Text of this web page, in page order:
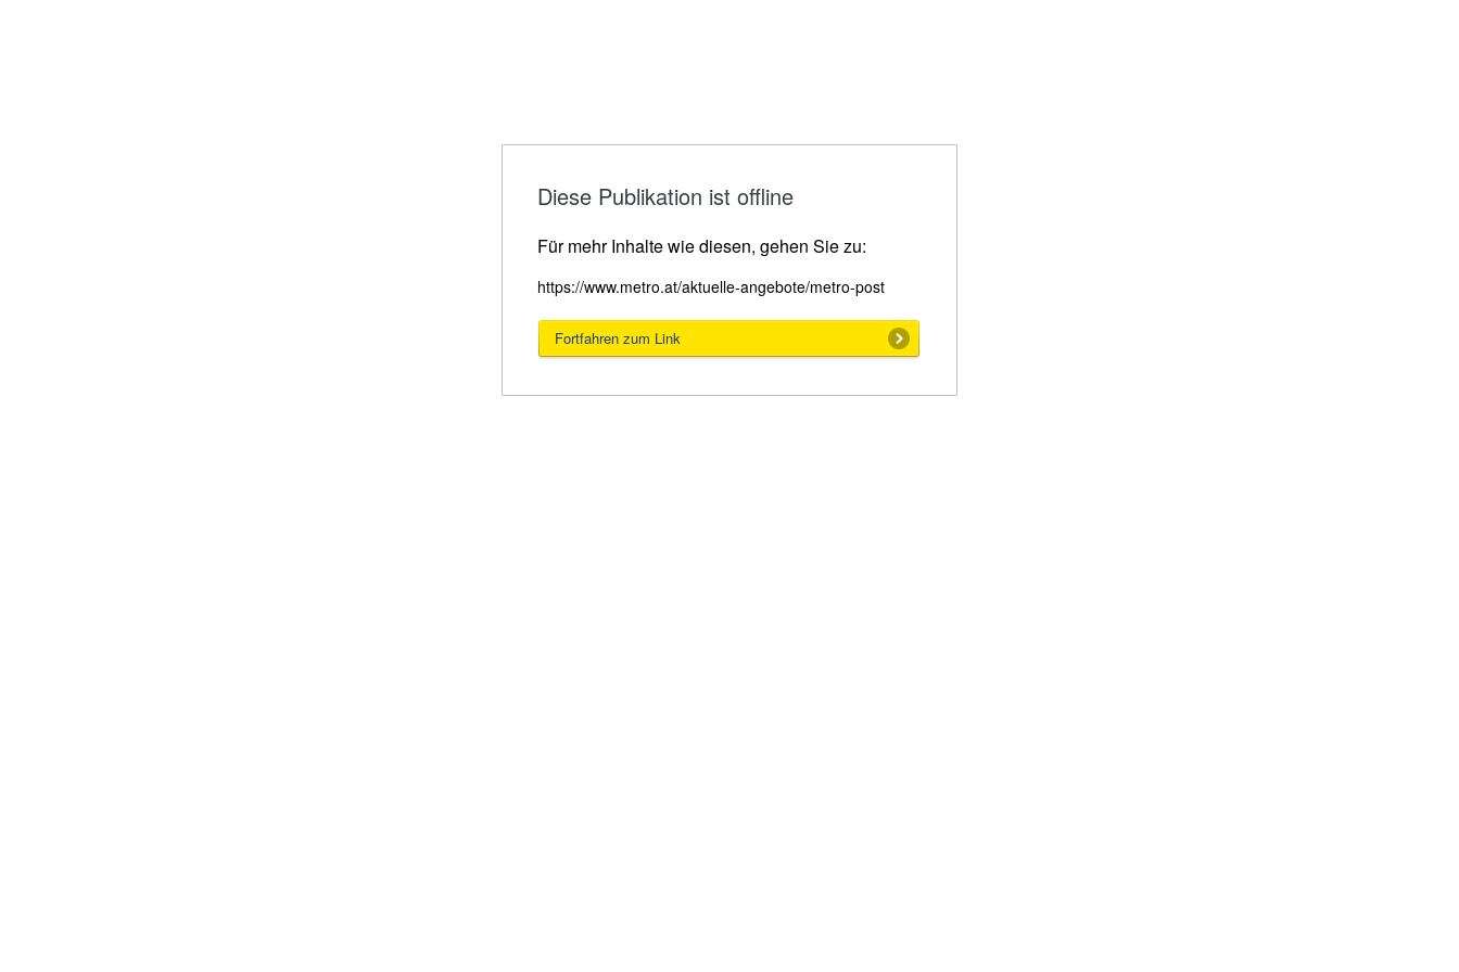
Diese Publikation ist offline
Für mehr Inhalte wie diesen, gehen Sie zu:
https://www.metro.at/aktuelle-angebote/metro-post
Fortfahren zum Link